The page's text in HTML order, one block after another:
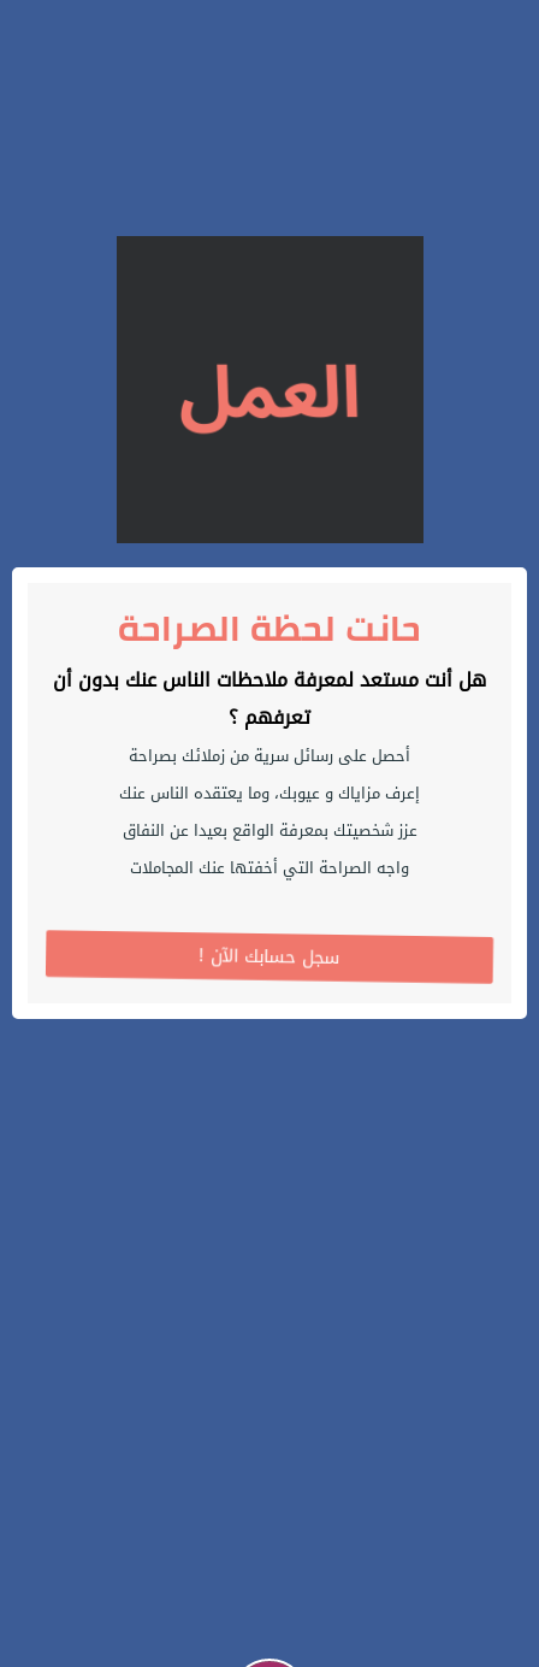
حانت لحظة الصراحة
هل أنت مستعد لمعرفة ملاحظات الناس عنك بدون أن
تعرفهم ؟
أحصل على رسائل سرية من زملائك بصراحة
إعرف مزاياك و عيوبك، وما يعتقده الناس عنك
عزز شخصيتك بمعرفة الواقع بعيدا عن النفاق
واجه الصراحة التي أخفتها عنك المجاملات
! سجل حسابك الآن